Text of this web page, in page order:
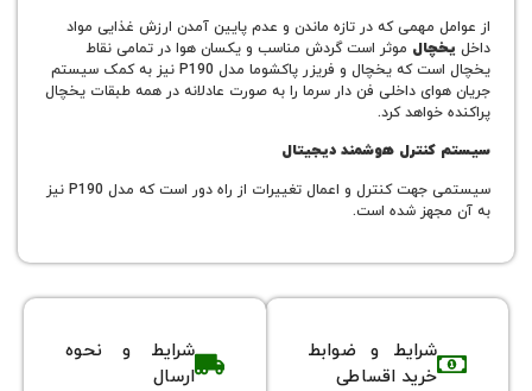
مهمی که در تازه ماندن و عدم پایین آمدن ارزش غذایی مواد
موثر است گردش مناسب و یکسان هوا در تمامی نقاط
یخچال است که یخچال و فریزر پاکشوما مدل P190 نیز به کمک سیستم
داخلی فن دار سرما را به صورت عادلانه در همه طبقات یخچال
کرد.
هوشمند دیجیتال
سیستمی جهت کنترل و اعمال تغییرات از راه دور است که مدل P190 نیز
شده است.
شرایط و ضوابط
خرید اقساطی
شرایط و نحوه